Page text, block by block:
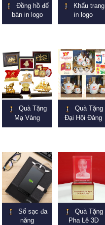
Đồng hồ để
bàn in logo
Khẩu trang
in logo
Quà Tặng
Mạ Vàng
Quà Tặng
Đại Hội Đảng
Sổ sạc đa
năng
Quà Tặng
Pha Lê 3D